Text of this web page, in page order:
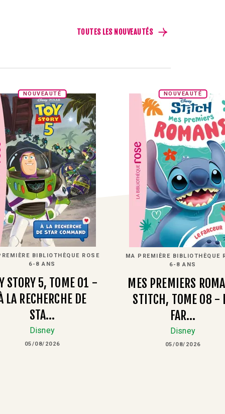
TOUTES LES NOUVEAUTÉS
NOUVEAUTÉ
BIBLIOTHÈQUE ROSE
6-8 ANS
STORY 5, TOME 01 -
LA RECHERCHE DE
STA…
Disney
05/08/2026
NOUVEAUTÉ
MA PREMIÈRE BIBLIOTHÈQUE
6-8 ANS
MES PREMIERS
STITCH, TOME 08 -
FAR…
Disney
05/08/2026